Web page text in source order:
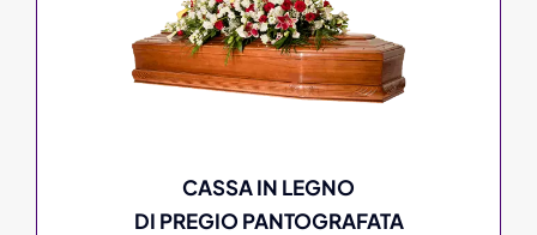
CASSA IN LEGNO
DI PREGIO PANTOGRAFATA